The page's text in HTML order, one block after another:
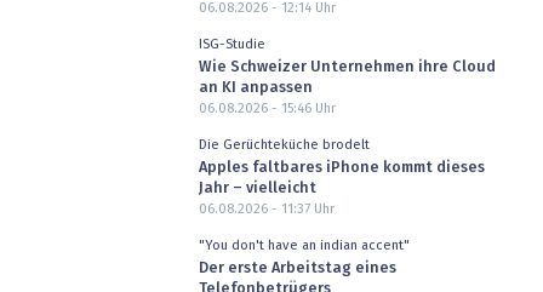
06.08.2026 - 12:14Uhr
ISG-Studie
Wie Schweizer Unternehmen ihre Cloud
an KI anpassen
06.08.2026 - 15:46Uhr
Die Gerüchteküche brodelt
Apples faltbares iPhone kommt dieses
Jahr – vielleicht
06.08.2026 - 11:37Uhr
"You don't have an indian accent"
Der erste Arbeitstag eines
Telefonbetrügers